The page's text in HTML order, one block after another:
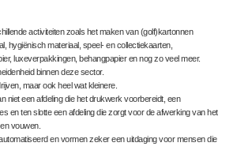
activiteiten zoals het maken van (golf)kartonnen
hygiënisch materiaal, speel- en collectiekaarten,
luxeverpakkingen, behangpapier en nog zo veel meer.
binnen deze sector.
maar ook heel wat kleinere.
niet een afdeling die het drukwerk voorbereidt, een
en ten slotte een afdeling die zorgt voor de afwerking van het
vouwen.
en vormen zeker een uitdaging voor mensen die